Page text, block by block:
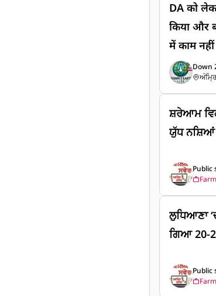
DA को
किया और
में काम
पर बड़ा
मैनेजमेंट के
Down
ਸ਼ਰੇਆਮ
ਯੁੱਧ ਨਸ਼ਿਆਂ
Public
ਲੁਧਿਆਣਾ
ਗਿਆ 20-
Public